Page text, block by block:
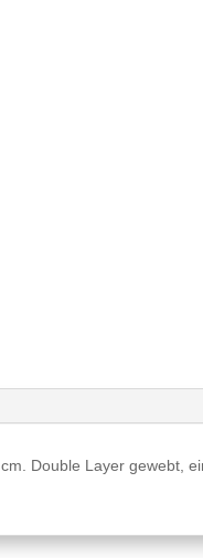
Double Layer gewebt,